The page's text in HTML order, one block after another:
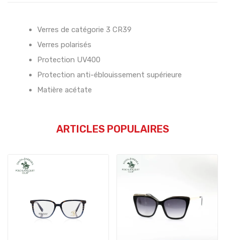
Verres de catégorie 3 CR39
Verres polarisés
Protection UV400
Protection anti-éblouissement supérieure
Matière acétate
ARTICLES POPULAIRES